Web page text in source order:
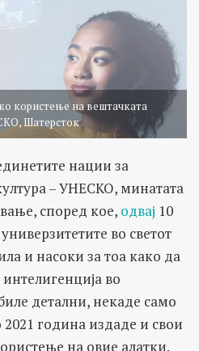
користење на вештачката
Шатерсток
нации за
– УНЕСКО, минатата
според кое, одвај 10
во светот
и насоки за тоа како да
во
детални, некаде само
година издаде и свои
на овие алатки.